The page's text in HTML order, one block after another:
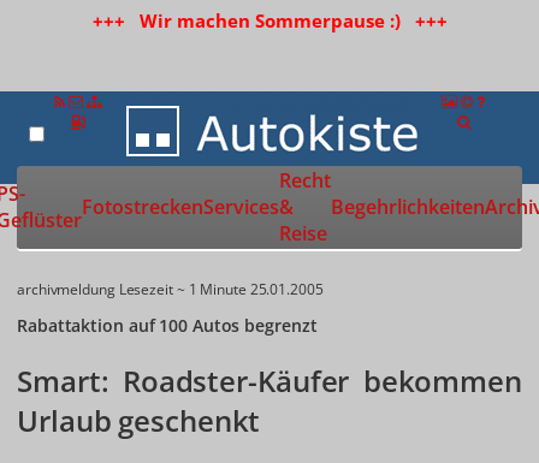
+++ Wir machen Sommerpause :) +++
Zur Startseite
FotostreckenServices
Recht
&
Reise
Begehrlichkeiten
archivmeldung Lesezeit ~ 1 Minute 25.01.2005
Rabattaktion auf 100 Autos begrenzt
Smart: Roadster-Käufer bekommen
Urlaub geschenkt